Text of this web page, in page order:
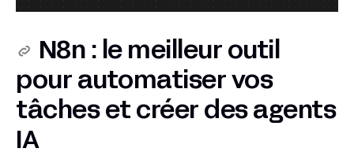
N8n : le meilleur outil
pour automatiser vos
tâches et créer des agents
IA